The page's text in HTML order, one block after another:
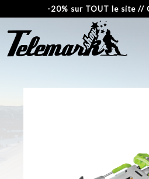
-20% sur TOUT le site //